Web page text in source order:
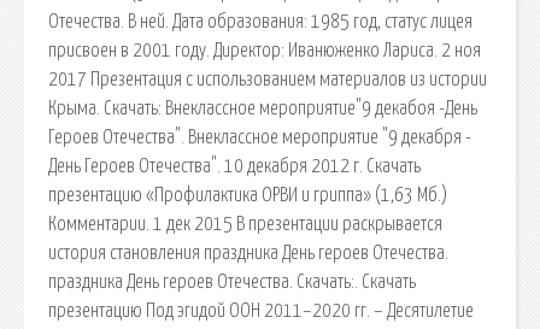
Отечества. В ней. Дата образования: 1985 год, статус лицея
присвоен в 2001 году. Директор: Иванюженко Лариса. 2 ноя
2017 Презентация с использованием материалов из истории
Крыма. Скачать: Внеклассное мероприятие"9 декабоя -День
Героев Отечества". Внеклассное мероприятие "9 декабря -
День Героев Отечества". 10 декабря 2012 г. Скачать
презентацию «Профилактика ОРВИ и гриппа» (1,63 Мб.)
Комментарии. 1 дек 2015 В презентации раскрывается
история становления праздника День героев Отечества.
праздника День героев Отечества. Скачать:. Скачать
презентацию Под эгидой ООН 2011–2020 гг. – Десятилетие